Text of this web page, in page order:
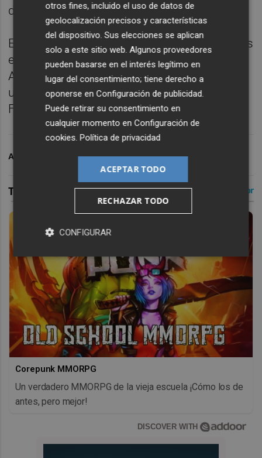
descartes para el encuentro.
El Valencia volverá entrenarse este miércoles
en su pista antes de viajar por la tarde a
Atenas para la disputa a partir del viernes de
un torneo en el que también participan el
Fenerbahce y el Olympiacos.
ARCHIVADO EN VALENCIA BASKET
Corepunk MMORPG
Un verdadero MMORPG de la vieja escuela ¡Cómo los de
antes, pero mejor!
DISCOVER WITH
otros fines, incluido el uso de datos de
geolocalización precisos y características
del dispositivo. Sus elecciones se aplican
solo a este sitio web. Algunos proveedores
pueden basarse en el interés legítimo en
lugar del consentimiento; tiene derecho a
oponerse enConfiguración de publicidad.
Puede retirar su consentimiento en
cualquier momento enConfiguración de
cookies.Política de privacidad
ACEPTAR TODO
RECHAZAR TODO
CONFIGURAR